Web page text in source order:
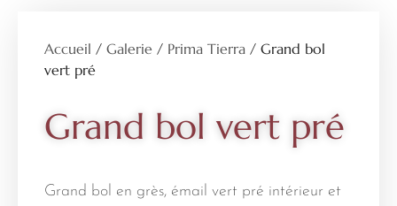
Accueil / Galerie / Prima Tierra / Grand bol
vert pré
Grand bol vert pré
Grand bol en grès, émail vert pré intérieur et